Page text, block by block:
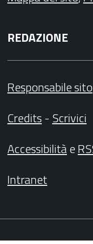
REDAZIONE
Responsabile sito
Credits- Scrivici
Accessibilitàe
Intranet